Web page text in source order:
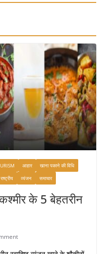
आहार
खाना पकाने की विधि
राष्ट्रीय व्यंजन समाचार
के 5 बेहतरीन